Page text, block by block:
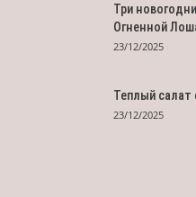
Три
Огненной
23/12/2025
Теплый салат
23/12/2025